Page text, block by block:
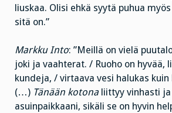
liuskaa. Olisi ehkä syytä puhua
sitä on.”
Markku Into: ”Meillä on vielä
joki ja vaahterat. / Ruoho on hyvää,
kundeja, / virtaava vesi halukas
(…) Tänään kotona liittyy vinhasti
asuinpaikkaani, sikäli se on hyvin